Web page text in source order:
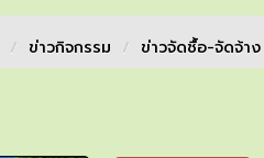
/ ข่าวกิจกรรม / ข่าวจัดชื้อ-จัดจ้า